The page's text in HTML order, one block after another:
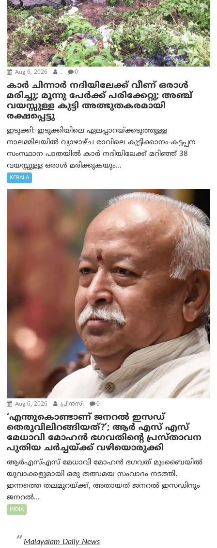
Aug 6, 2026 . 0
കാര്‍ ചിന്നാര്‍ നദിയിലേക്ക് വീണ് ഒരാള്‍
മരിച്ചു; മൂന്നു പേര്‍ക്ക് പരിക്കേറ്റു; അഞ്ച്
വയസ്സുള്ള കുട്ടി അത്ഭുതകരമായി
രക്ഷപ്പെട്ടു
ഇടുക്കി: ഇടുക്കിയിലെ ഏലപ്പാറയ്ക്കടുത്തുള്ള
നാലമ്മിലയിൽ വ്യാഴാഴ്ച രാവിലെ കുട്ടിക്കാനം-കട്ടപ്പന
സംസ്ഥാന പാതയിൽ കാർ നദിയിലേക്ക് മറിഞ്ഞ് 38
വയസ്സുള്ള ഒരാൾ മരിക്കുകയും...
KERALA
Aug 6, 2026 പ്രിന്‍സി 0
‘എന്തുകൊണ്ടാണ് ജനറൽ ഇസഡ്
തെരുവിലിറങ്ങിയത്?’; ആര്‍ എസ് എസ്
മേധാവി മോഹൻ ഭഗവതിന്റെ പ്രസ്താവന
പുതിയ ചര്‍ച്ചയ്ക്ക് വഴിയൊരുക്കി
ആർ‌എസ്‌എസ് മേധാവി മോഹൻ ഭഗവത് മുംബൈയിൽ
യുവാക്കളുമായി ഒരു തത്സമയ സംവാദം നടത്തി.
ഇന്നത്തെ തലമുറയ്ക്ക്, അതായത് ജനറൽ ഇസഡിനും
ജനറൽ...
INDIA
Malayalam Daily News